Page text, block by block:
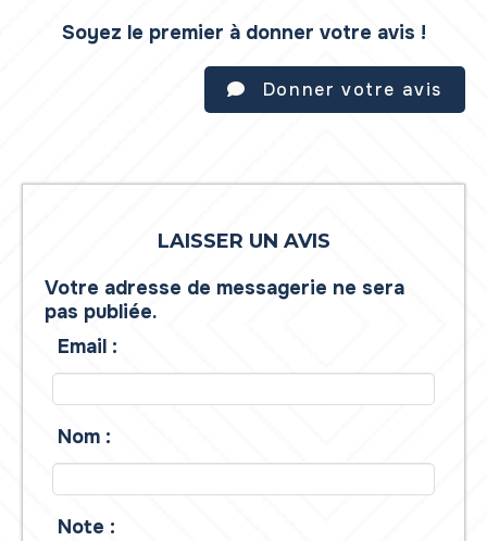
Soyez le premier à donner votre avis !
Donner votre avis
LAISSER UN AVIS
Votre adresse de messagerie ne sera
pas publiée.
Email :
Nom :
Note :